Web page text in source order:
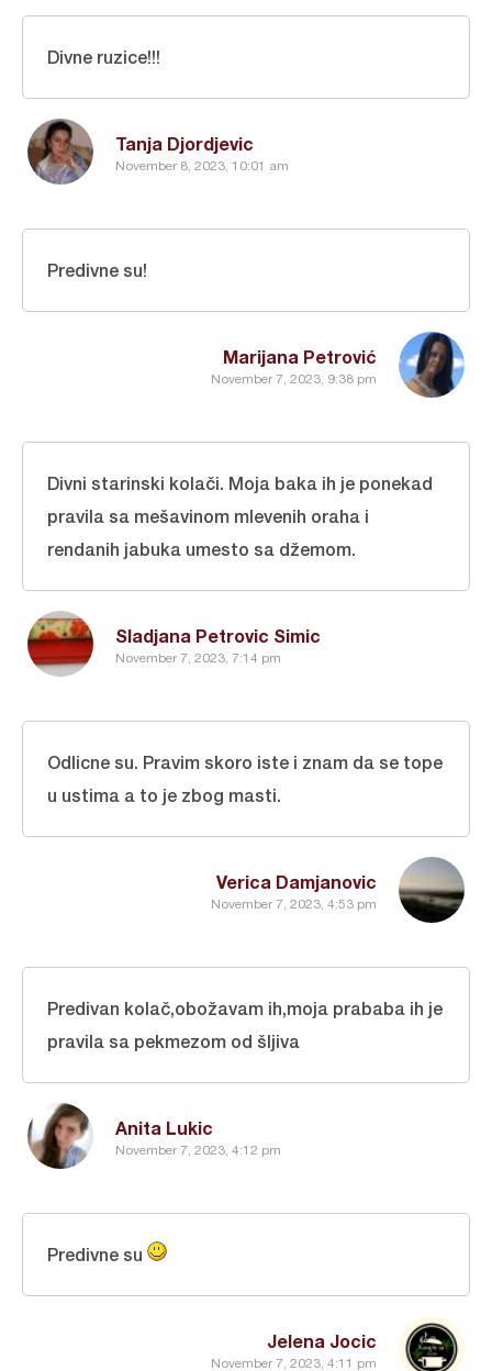
Tanja Djordjevic
November 8, 2023, 10:01 am
Divne ruzice!!!
Marijana Petrović
November 7, 2023, 9:38 pm
Predivne su!
Sladjana Petrovic Simic
November 7, 2023, 7:14 pm
Divni starinski kolači. Moja baka ih je ponekad
pravila sa mešavinom mlevenih oraha i
rendanih jabuka umesto sa džemom.
Verica Damjanovic
November 7, 2023, 4:53 pm
Odlicne su. Pravim skoro iste i znam da se tope
u ustima a to je zbog masti.
Anita Lukic
November 7, 2023, 4:12 pm
Predivan kolač,obožavam ih,moja prababa ih je
pravila sa pekmezom od šljiva
Jelena Jocic
November 7, 2023, 4:11 pm
Predivne su